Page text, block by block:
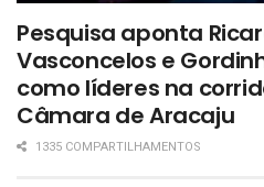
Pesquisa aponta
Vasconcelos e
como líderes na
Câmara de Aracaju
1335 COMPARTILHAMENTOS